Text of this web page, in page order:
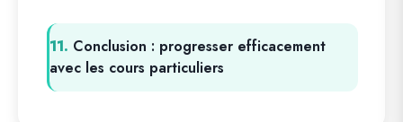
11. Conclusion : progresser efficacement
avec les cours particuliers